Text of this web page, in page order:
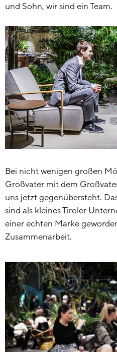
und Sohn, wir sind ein Team.
Bei nicht wenigen großen
Großvater mit dem
uns jetzt gegenübersteht.
sind als kleines Tiroler
einer echten Marke
Zusammenarbeit.